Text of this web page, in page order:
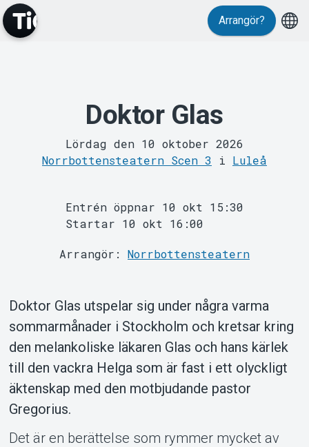
MyTickster
Om Tickster
Arrangör?
Doktor Glas
Lördag den 10 oktober 2026
Norrbottensteatern Scen 3 i Luleå
Entrén öppnar 10 okt 15:30
Startar 10 okt 16:00
Arrangör: Norrbottensteatern
Doktor Glas utspelar sig under några varma
sommarmånader i Stockholm och kretsar kring
den melankoliske läkaren Glas och hans kärlek
till den vackra Helga som är fast i ett olyckligt
äktenskap med den motbjudande pastor
Gregorius.
Det är en berättelse som rymmer mycket av